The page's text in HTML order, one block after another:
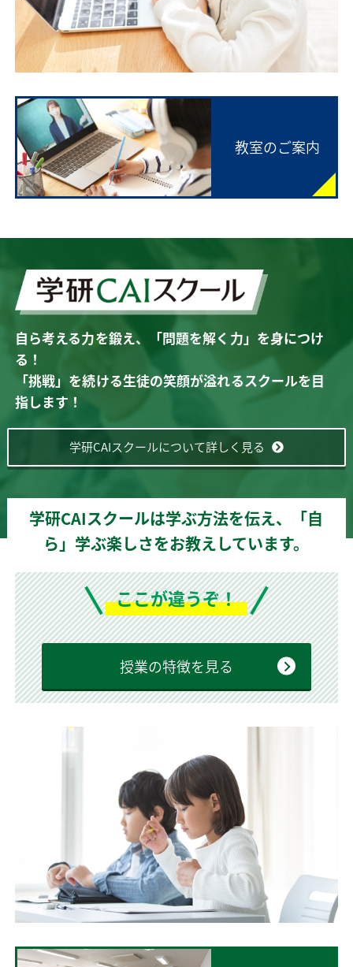
教室のご案内
自ら考える力を鍛え、「問題を解く力」を身につけ
る！
「挑戦」を続ける生徒の笑顔が溢れるスクールを目
指します！
学研CAIスクールについて詳しく見る
学研CAIスクールは学ぶ方法を伝え、「自
ら」学ぶ楽しさをお教えしています。
ここが違うぞ！
授業の特徴を見る